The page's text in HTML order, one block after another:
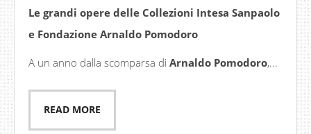
Le grandi opere delle Collezioni Intesa Sanpaolo
e Fondazione Arnaldo Pomodoro
A un anno dalla scomparsa di Arnaldo Pomodoro,...
READ MORE